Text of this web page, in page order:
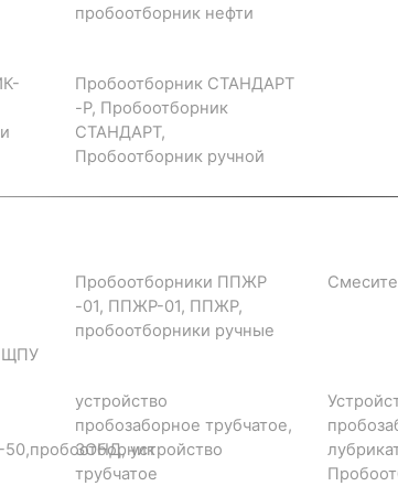
пробоотборник нефти
Пробоотборник СТАНДАРТ
-Р, Пробоотборник
СТАНДАРТ,
Пробоотборник ручной
ЩПУ
Пробоотборники ППЖР
-01, ППЖР-01, ППЖР,
пробоотборники ручные
устройство
пробозаборное трубчатое,
ЗОНД, устройство
трубчатое